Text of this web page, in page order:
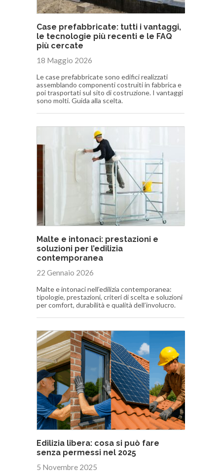
Case prefabbricate: tutti i vantaggi,
le tecnologie più recenti e le FAQ
più cercate
18 Maggio 2026
Le case prefabbricate sono edifici realizzati
assemblando componenti costruiti in fabbrica e
poi trasportati sul sito di costruzione. I vantaggi
sono molti. Guida alla scelta.
Malte e intonaci: prestazioni e
soluzioni per l’edilizia
contemporanea
22 Gennaio 2026
Malte e intonaci nell’edilizia contemporanea:
tipologie, prestazioni, criteri di scelta e soluzioni
per comfort, durabilità e qualità dell’involucro.
Edilizia libera: cosa si può fare
senza permessi nel 2025
5 Novembre 2025